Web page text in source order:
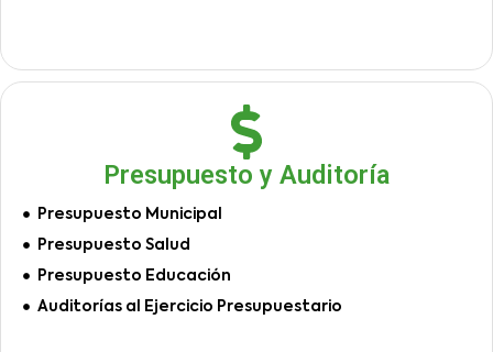
Presupuesto y Auditoría
Presupuesto Municipal
Presupuesto Salud
Presupuesto Educación
Auditorías al Ejercicio Presupuestario